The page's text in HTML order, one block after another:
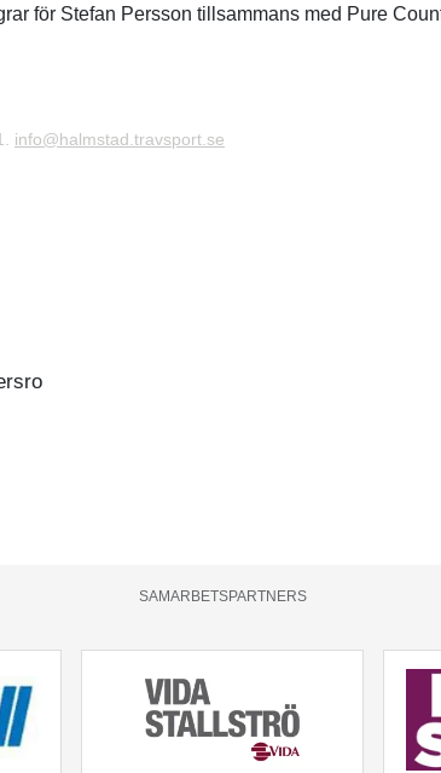
för Stefan Persson tillsammans med Pure
info@halmstad.travsport.se
SAMARBETSPARTNERS